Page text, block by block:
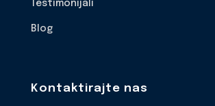
Testimonijali
Blog
Kontaktirajte nas